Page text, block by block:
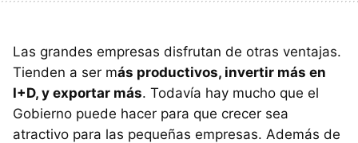
Las grandes empresas disfrutan de otras ventajas.
Tienden a ser más productivos, invertir más en
I+D, y exportar más. Todavía hay mucho que el
Gobierno puede hacer para que crecer sea
atractivo para las pequeñas empresas. Además de